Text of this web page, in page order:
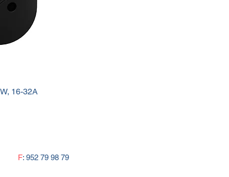
regulación.
de luz combinable con el
como detector de
no se detecta
16-32A
F: 952 79 98 79